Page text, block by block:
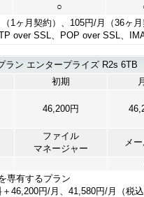
○
1ヶ月契約）、105円/月（36ヶ月
over SSL、POP over SSL、
ラン エンタープライズ R2s 6TB
初期
46,200円
ファイル
マネージャー
メ
専有するプラン
46,200円/月、41,580円/月（税